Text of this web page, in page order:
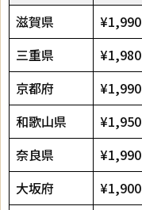
滋賀県 ¥1,990
三重県
¥1,980
京都府
¥1,990
和歌山県
¥1,950
奈良県
¥1,990
大坂府
¥1,900